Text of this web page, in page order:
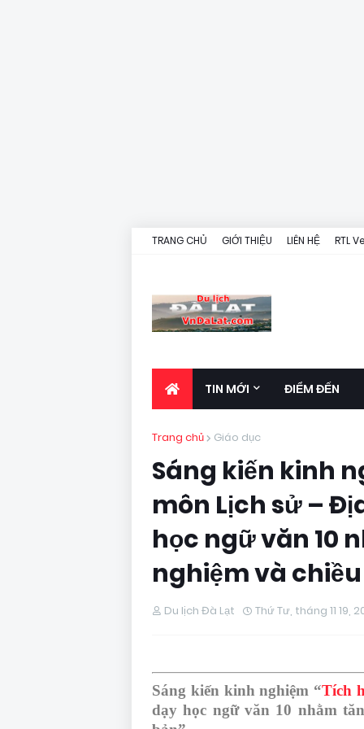
TRANG CHỦ GIỚI THIỆU LIÊN HỆ RTL
TIN MỚI ĐIỂM ĐẾN
Trang chủ Giáo dục
Sáng kiến kinh
môn Lịch sử –
học ngữ văn 10
nghiệm và
Du lịch Đà Lạt Thứ Tư, tháng 11 19,
Sáng kiến kinh nghiệm “Tích
dạy học ngữ văn 10 nhằm